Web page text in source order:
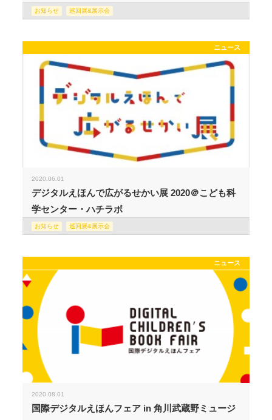
お知らせ 巡回展&展示会
ニュース
2020.06.01
デジタルえほんで広がるせかい展 2020＠こども科
学センター・ハチラボ
お知らせ 巡回展&展示会
ニュース
2020.08.01
国際デジタルえほんフェア in 角川武蔵野ミュージ